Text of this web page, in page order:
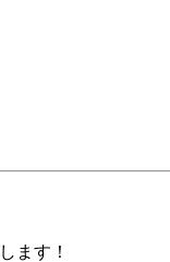
ます！